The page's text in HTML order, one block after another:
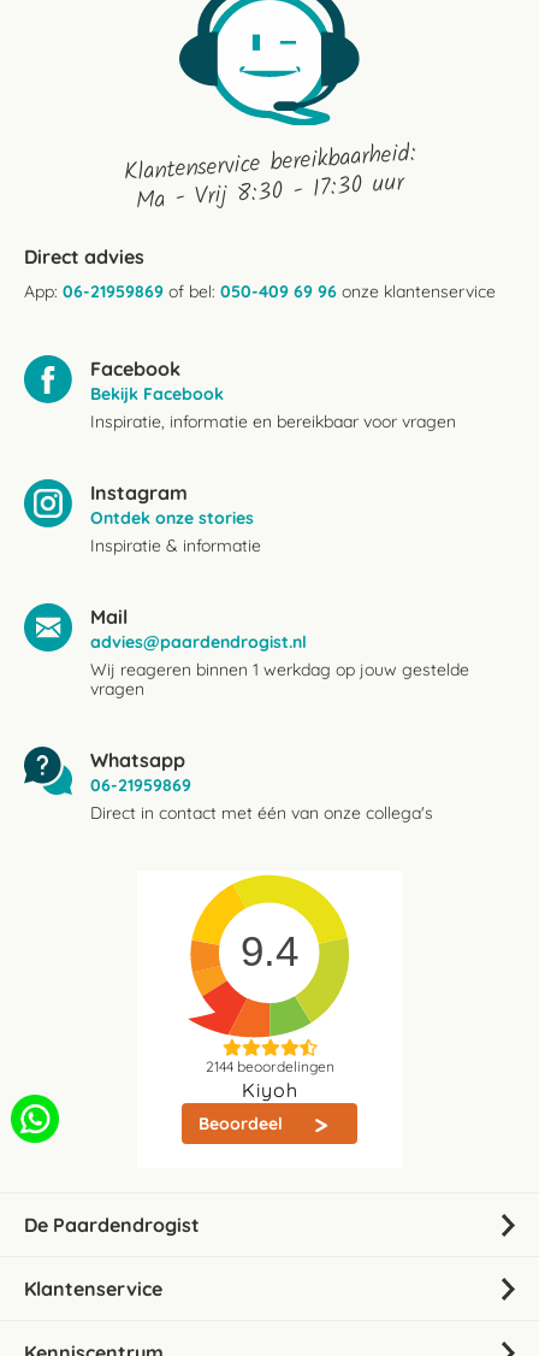
Klantenservice bereikbaarheid:
Ma - Vrij 8:30 - 17:30 uur
Direct advies
App: 06-21959869 of bel: 050-409 69 96 onze klantenservice
Facebook
Bekijk Facebook
Inspiratie, informatie en bereikbaar voor vragen
Instagram
Ontdek onze stories
Inspiratie & informatie
Mail
advies@paardendrogist.nl
Wij reageren binnen 1 werkdag op jouw gestelde
vragen
Whatsapp
06-21959869
Direct in contact met één van onze collega's
9.4
2144beoordelingen
Kiyoh
Beoordeel
De Paardendrogist
Klantenservice